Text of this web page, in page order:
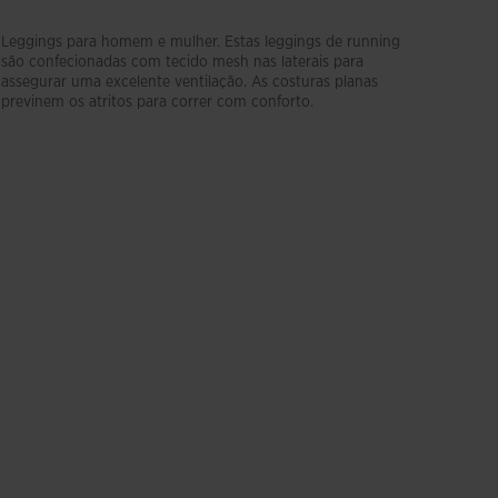
Leggings para homem e mulher. Estas leggings de running
são confecionadas com tecido mesh nas laterais para
assegurar uma excelente ventilação. As costuras planas
previnem os atritos para correr com conforto.